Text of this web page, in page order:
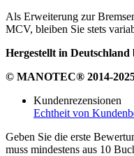
Als Erweiterung zur
MCV, bleiben Sie stets
Hergestellt in
© MANOTEC® 2014-
Kundenrezensionen
Echtheit von
Geben Sie die erste
muss mindestens aus 10